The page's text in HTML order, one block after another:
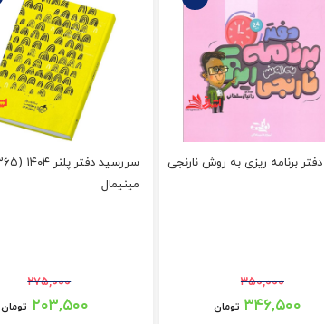
برنامه ریزی به روش نارنجی
۳۵۰,۰۰۰
تومان بود.
۳۴۶,۵۰۰ تومان
مینیمال
۲۷۵,۰۰۰
قیمت اصلی: ۲۷۵,۰۰۰ تومان بود.۲۰۳,۵۰۰ تومان